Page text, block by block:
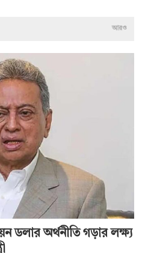
আরও
ডলার অর্থনীতি গড়ার লক্ষ্য